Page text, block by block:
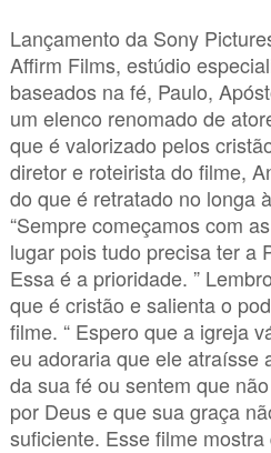
Lançamento da Sony
Affirm Films, estúdio
baseados na fé, Paulo,
um elenco renomado de
que é valorizado pelos
diretor e roteirista do filme,
do que é retratado no longa
“Sempre começamos com
lugar pois tudo precisa ter a
Essa é a prioridade. ”
que é cristão e salienta o
filme. “ Espero que a igreja
eu adoraria que ele atraísse
da sua fé ou sentem que
por Deus e que sua graça
suficiente. Esse filme mostra